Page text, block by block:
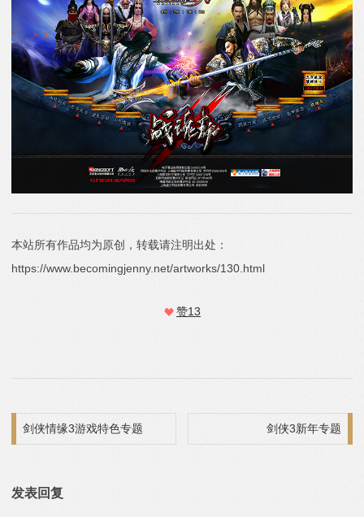
本站所有作品均为原创，转载请注明出处：
https://www.becomingjenny.net/artworks/130.html
赞13
文章导航
剑侠情缘3游戏特色专题 剑侠3新年专题
发表回复